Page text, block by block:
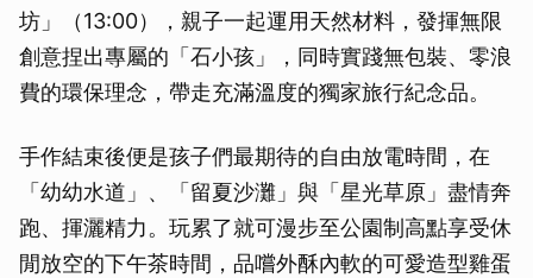
坊」（13:00），親子一起運用天然材料，發揮無限
創意捏出專屬的「石小孩」，同時實踐無包裝、零浪
費的環保理念，帶走充滿溫度的獨家旅行紀念品。
手作結束後便是孩子們最期待的自由放電時間，在
「幼幼水道」、「留夏沙灘」與「星光草原」盡情奔
跑、揮灑精力。玩累了就可漫步至公園制高點享受休
閒放空的下午茶時間，品嚐外酥內軟的可愛造型雞蛋